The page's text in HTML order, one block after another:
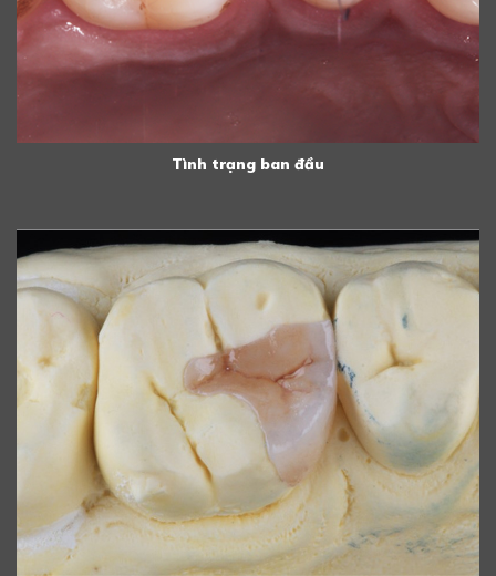
Tình trạng ban đầu